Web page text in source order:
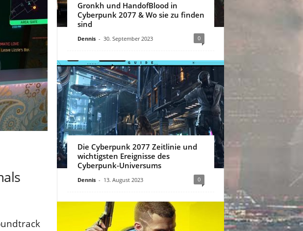
Gronkh und HandofBlood in
Cyberpunk 2077 & Wo sie zu finden
sind
Dennis - 30. September 2023 0
Die Cyberpunk 2077 Zeitlinie und
wichtigsten Ereignisse des
Cyberpunk-Universums
Dennis - 13. August 2023 0